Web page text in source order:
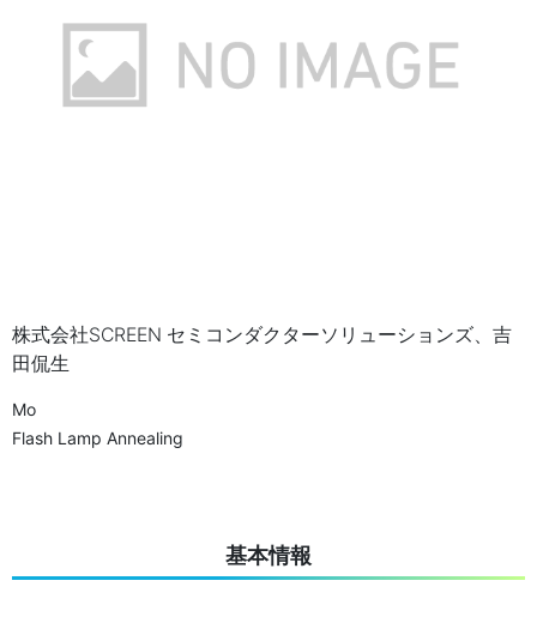
株式会社SCREEN セミコンダクターソリューションズ、吉
田侃生
Mo
Flash Lamp Annealing
基本情報